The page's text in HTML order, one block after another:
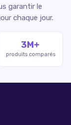
garantir le
chaque jour.
3M+
produits comparés